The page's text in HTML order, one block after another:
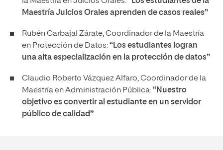
Maestría Juicios Orales aprenden de casos reales”
Rubén Carbajal Zárate, Coordinador de la Maestría
en Protección de Datos:“Los estudiantes logran
una alta especialización en la protección de datos”
Claudio Roberto Vázquez Alfaro, Coordinador de la
Maestría en Administración Pública:“Nuestro
objetivo es convertir al estudiante en un servidor
público de calidad”